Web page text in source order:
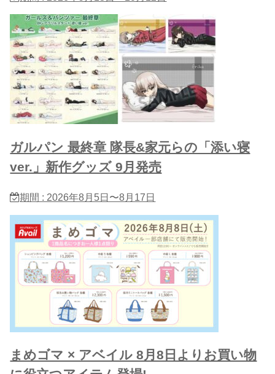
ガルパン 最終章 隊長&家元らの「添い寝
ver.」新作グッズ 9月発売
期間 : 2026年8月5日〜8月17日
まめゴマ × アベイル 8月8日よりお買い物